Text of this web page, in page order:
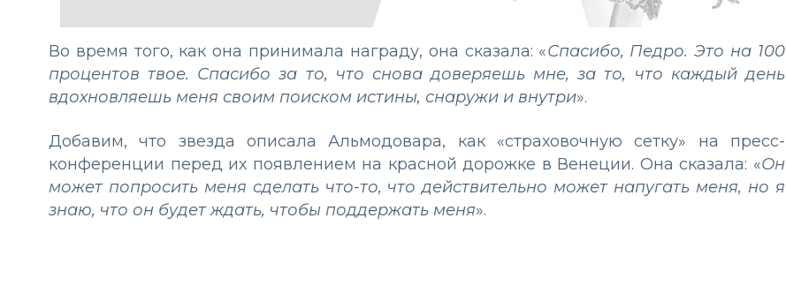
Во время того, как она принимала награду, она сказала: «Спасибо, Педро. Это на 100
процентов твое. Спасибо за то, что снова доверяешь мне, за то, что каждый день
вдохновляешь меня своим поиском истины, снаружи и внутри».
Добавим, что звезда описала Альмодовара, как «страховочную сетку» на пресс-
конференции перед их появлением на красной дорожке в Венеции. Она сказала: «Он
может попросить меня сделать что-то, что действительно может напугать меня, но я
знаю, что он будет ждать, чтобы поддержать меня».